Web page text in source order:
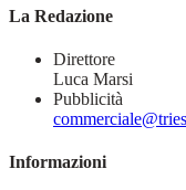
La Redazione
Direttore
Luca Marsi
Pubblicità
Informazioni